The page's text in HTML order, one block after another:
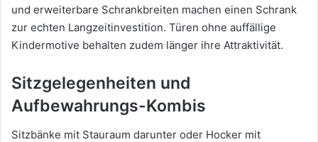
und erweiterbare Schrankbreiten machen einen Schrank
zur echten Langzeitinvestition. Türen ohne auffällige
Kindermotive behalten zudem länger ihre Attraktivität.
Sitzgelegenheiten und
Aufbewahrungs-Kombis
Sitzbänke mit Stauraum darunter oder Hocker mit